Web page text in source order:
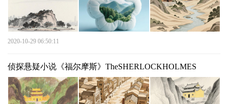
2020-10-29 06:50:11
侦探悬疑小说《福尔摩斯》TheSHERLOCKHOLMES